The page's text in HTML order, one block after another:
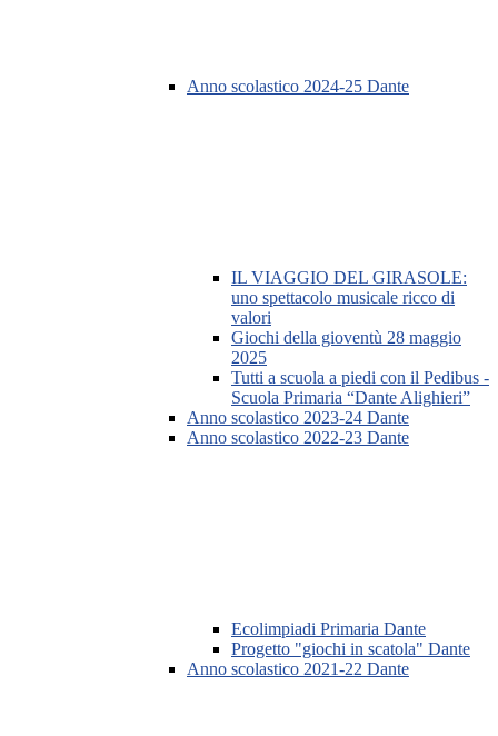
Anno scolastico 2024-25 Dante
IL VIAGGIO DEL GIRASOLE:
uno spettacolo musicale ricco di
valori
Giochi della gioventù 28 maggio
2025
Tutti a scuola a piedi con il Pedibus -
Scuola Primaria “Dante Alighieri”
Anno scolastico 2023-24 Dante
Anno scolastico 2022-23 Dante
Ecolimpiadi Primaria Dante
Progetto "giochi in scatola" Dante
Anno scolastico 2021-22 Dante